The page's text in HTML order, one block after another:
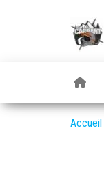
Accueil